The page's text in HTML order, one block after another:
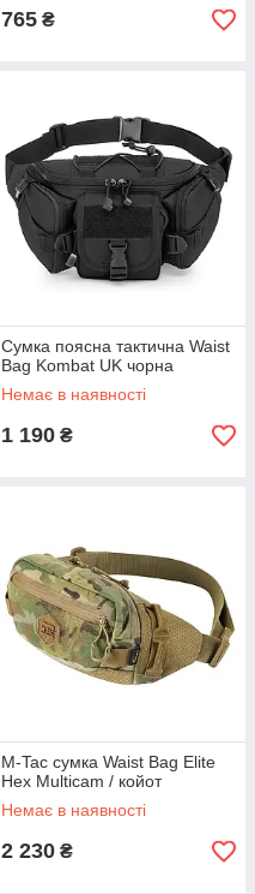
765 ₴
Сумка поясна тактична Waist
Bag Kombat UK чорна
Немає в наявності
1 190 ₴
M-Tac сумка Waist Bag Elite
Hex Multicam / койот
Немає в наявності
2 230 ₴